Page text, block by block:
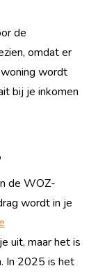
de
omdat er
wordt
bij je inkomen
de WOZ-
wordt in je
uit, maar het is
In 2025 is het